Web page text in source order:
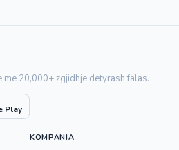
20,000+ zgjidhje detyrash falas.
Play
KOMPANIA